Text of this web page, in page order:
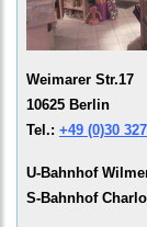
Weimarer Str.17
10625 Berlin
Tel.: +49 (0)30
U-Bahnhof
S-Bahnhof